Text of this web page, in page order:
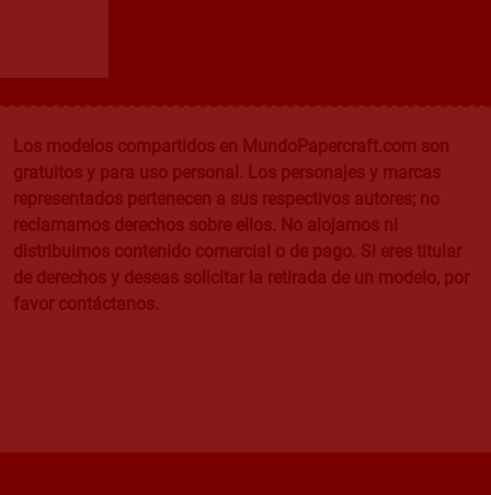
Los modelos compartidos en MundoPapercraft.com son
gratuitos y para uso personal. Los personajes y marcas
representados pertenecen a sus respectivos autores; no
reclamamos derechos sobre ellos. No alojamos ni
distribuimos contenido comercial o de pago. Si eres titular
de derechos y deseas solicitar la retirada de un modelo, por
favor contáctanos.